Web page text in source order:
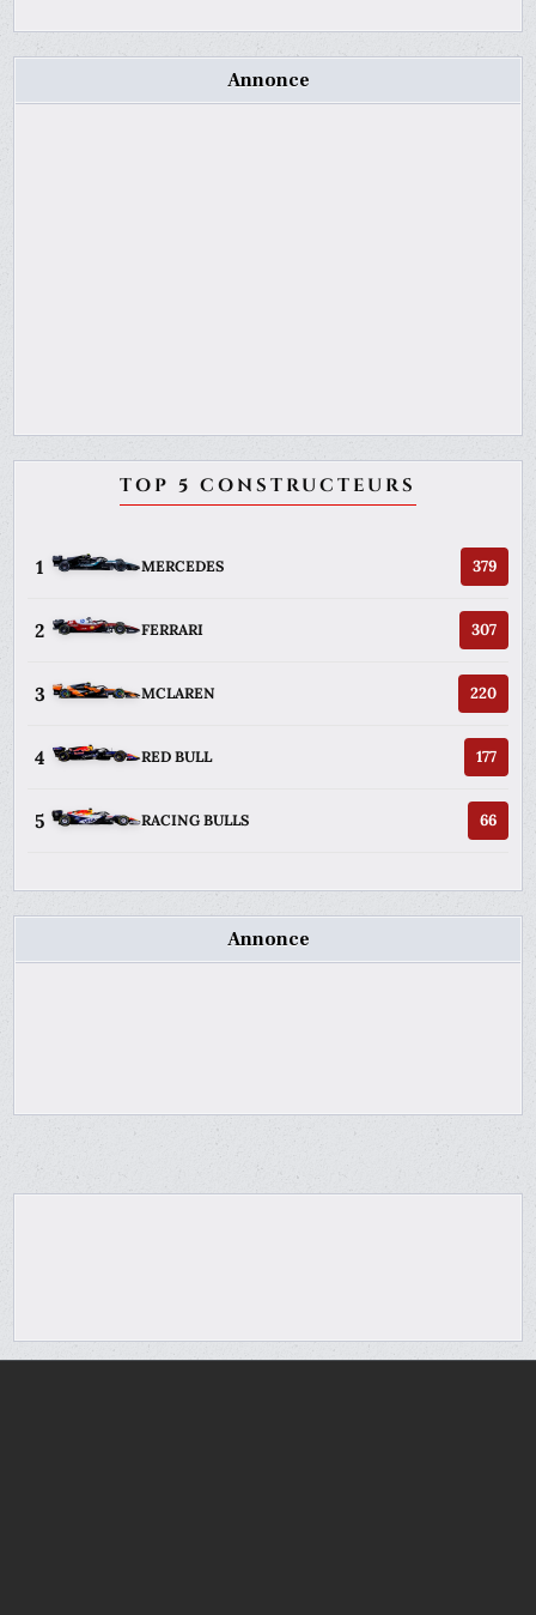
Annonce
TOP 5 CONSTRUCTEURS
1 MERCEDES 379
2 FERRARI 307
3 MCLAREN 220
4 RED BULL 177
5 RACING BULLS 66
Annonce